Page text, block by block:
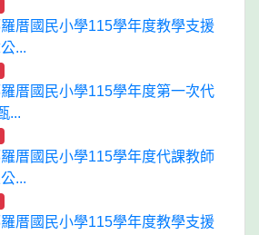
厝國民小學115學年度教學支援
...
厝國民小學115學年度第一次代
...
厝國民小學115學年度代課教師
...
厝國民小學115學年度教學支援